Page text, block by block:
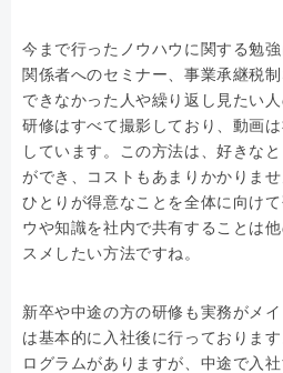
今まで行ったノウハウに関する勉
関係者へのセミナー、事業承継税
できなかった人や繰り返し見たい
研修はすべて撮影しており、動画
しています。この方法は、好きな
ができ、コストもあまりかかりま
ひとりが得意なことを全体に向け
ウや知識を社内で共有することは
スメしたい方法ですね。
新卒や中途の方の研修も実務がメ
は基本的に入社後に行っておりま
ログラムがありますが、中途で入